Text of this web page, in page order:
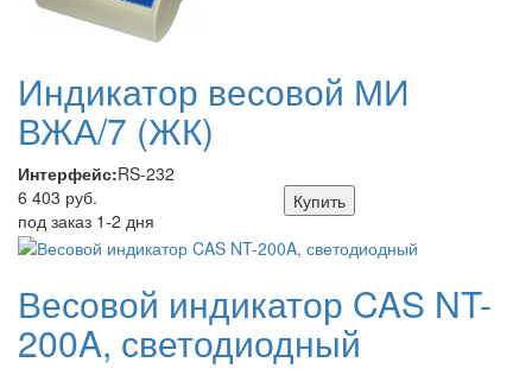
Индикатор весовой МИ
ВЖА/7 (ЖК)
Интерфейс:RS-232
6 403 руб.
под заказ 1-2 дня
Купить
Весовой индикатор CAS NT-
200A, светодиодный